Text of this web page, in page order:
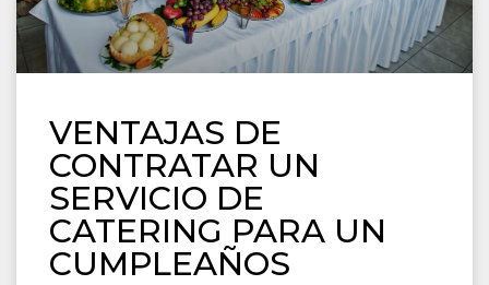
VENTAJAS DE
CONTRATAR UN
SERVICIO DE
CATERING PARA UN
CUMPLEAÑOS